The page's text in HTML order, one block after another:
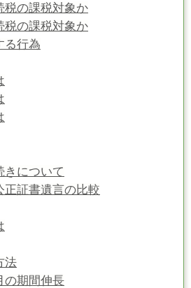
税の課税対象か
税の課税対象か
る行為
きについて
正証書遺言の比較
法
の期間伸長